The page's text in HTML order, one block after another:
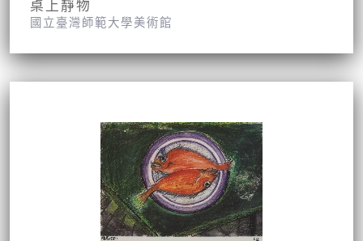
桌上靜物
國立臺灣師範大學美術館